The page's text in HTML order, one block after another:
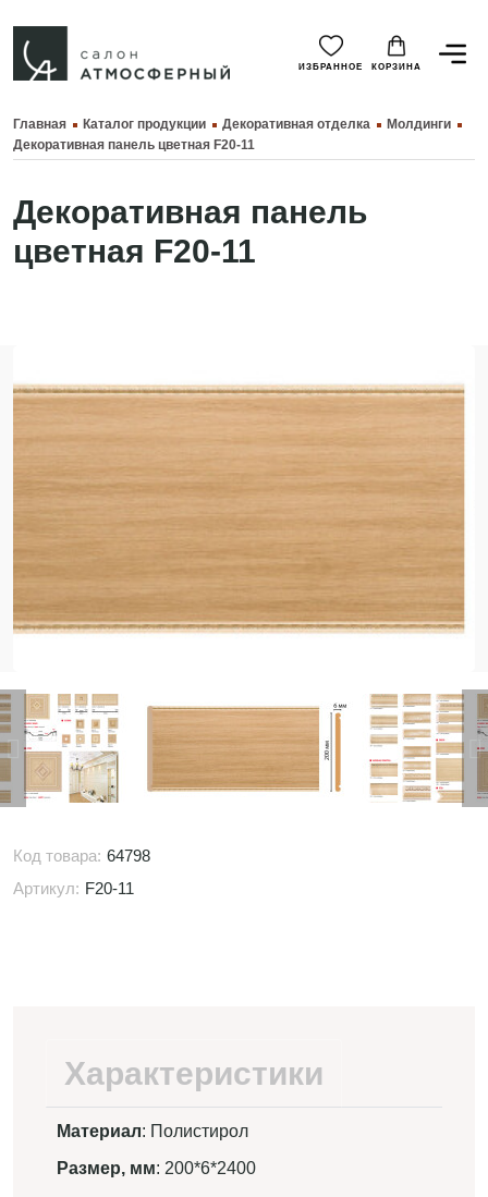
ИЗБРАННОЕ КОРЗИНА
Главная Каталог продукции Декоративная отделка
Молдинги
Декоративная панель цветная F20-11
Декоративная панель
цветная F20-11
Код товара: 64798
Артикул: F20-11
Характеристики
Материал: Полистирол
Размер, мм: 200*6*2400